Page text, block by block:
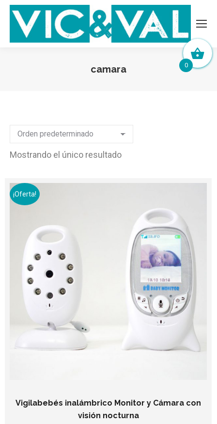
camara
Mostrando el único resultado
¡Oferta!
Vigilabebés inalámbrico Monitor y Cámara con
visión nocturna
0